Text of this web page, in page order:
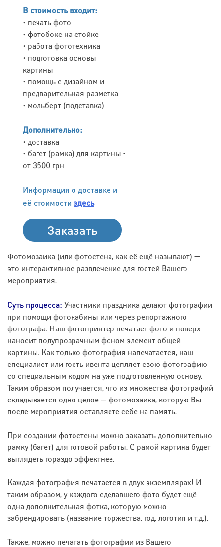
В стоимость входит:
• печать фото
• фотобокс на стойке
• работа фототехника
• подготовка основы
картины
• помощь с дизайном и
предварительная разметка
• мольберт (подставка)
Дополнительно:
• доставка
• багет (рамка) для картины -
от 3500 грн
Информация о доставке и
её стоимости здесь
Заказать
Фотомозаика (или фотостена, как её ещё называют) —
это интерактивное развлечение для гостей Вашего
мероприятия.
Суть процесса: Участники праздника делают фотографии
при помощи фотокабины или через репортажного
фотографа. Наш фотопринтер печатает фото и поверх
наносит полупрозрачным фоном элемент общей
картины. Как только фотография напечатается, наш
специалист или гость ивента цепляет свою фотографию
со специальным кодом на уже подготовленную основу.
Таким образом получается, что из множества фотографий
складывается одно целое — фотомозаика, которую Вы
после мероприятия оставляете себе на память.
При создании фотостены можно заказать дополнительно
рамку (багет) для готовой работы. С рамой картина будет
выглядеть гораздо эффектнее.
Каждая фотография печатается в двух экземплярах! И
таким образом, у каждого сделавшего фото будет ещё
одна дополнительная фотка, которую можно
забрендировать (название торжества, год, логотип и т.д.).
Также, можно печатать фотографии из Вашего